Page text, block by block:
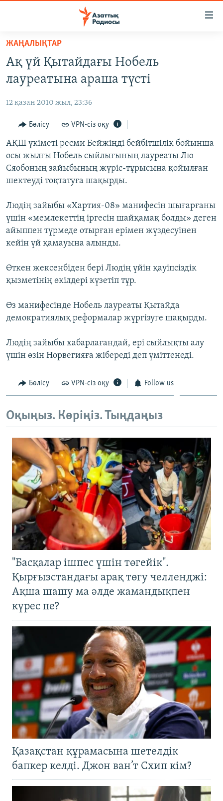
Skip
main
content
to
Navigation
Skip
to
Search
САЯСАТ
AZATTYQTV
ҚАҢТАР ОҚИҒАСЫ
АДАМ ҚҰҚЫҚТАРЫ
ӘЛЕУМЕТ
ӘЛЕМ
АРНАЙЫ ЖОБАЛАР
Русский
ЖАЗЫЛЫҢЫЗ
Басқа тілдерде
ЖАҢАЛЫҚТАР
Ақ үй Қытайдағы Нобель
лауреатына араша түсті
12 қазан 2010 жыл, 23:36
Бөлісу VPN-сіз оқу
АҚШ үкіметі ресми Бейжіңді бейбітшілік бойынша
осы жылғы Нобель сыйлығының лауреаты Лю
Сяобоның зайыбының жүріс-тұрысына қойылған
шектеуді тоқтатуға шақырды.
Людің зайыбы «Хартия-08» манифесін шығарғаны
үшін «мемлекеттің іргесін шайқамақ болды» деген
айыппен түрмеде отырған ерімен жүздесуінен
кейін үй қамауына алынды.
Өткен жексенбіден бері Людің үйін қауіпсіздік
қызметінің өкілдері күзетіп тұр.
Өз манифесінде Нобель лауреаты Қытайда
демократиялық реформалар жүргізуге шақырды.
Людің зайыбы хабарлағандай, ері сыйлықты алу
үшін өзін Норвегияға жібереді деп үміттенеді.
Бөлісу VPN-сіз оқу Follow us
Оқыңыз. Көріңіз. Тыңдаңыз
"Басқалар ішпес үшін төгейік".
Қырғызстандағы арақ төгу челленджі:
Ақша шашу ма әлде жамандықпен
күрес пе?
Қазақстан құрамасына шетелдік
бапкер келді. Джон ван’т Схип кім?